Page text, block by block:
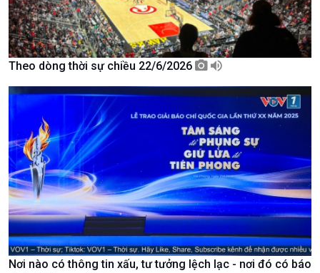
Văn hoá & Du lịch
Tin Văn hoá & Du lịch
Chát với người nổi tiếng
Câu chuyện Thể thao
Multimedia
Ảnh
Video
Infographic
E-Magazine
Theo dòng thời sự chiều 22/6/2026
Nơi nào có thông tin xấu, tư tưởng lệch lạc - nơi đó có báo